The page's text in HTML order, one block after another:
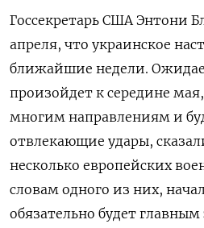
Госсекретарь США Энтони
апреля, что украинское
ближайшие недели.
произойдет к середине
многим направлениям и
отвлекающие удары,
несколько европейских
словам одного из них,
обязательно будет